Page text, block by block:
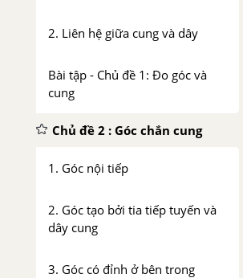
2. Liên hệ giữa cung và dây
Bài tập - Chủ đề 1: Đo góc và
cung
Chủ đề 2 : Góc chắn cung
1. Góc nội tiếp
2. Góc tạo bởi tia tiếp tuyến và
dây cung
3. Góc có đỉnh ở bên trong